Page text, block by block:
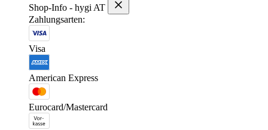
Shop-Info - hygi AT
Zahlungsarten:
Visa
American Express
Eurocard/Mastercard